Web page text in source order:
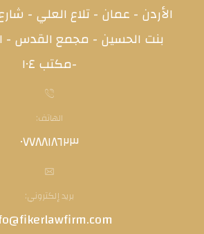
الأردن - عمان - تلاع العلي -
بنت الحسين - مجمع القدس -
-مكتب ١٠٤
الهاتف:
٠٧٧٨٨١٨٦٢٣
بريد إلكتروني: